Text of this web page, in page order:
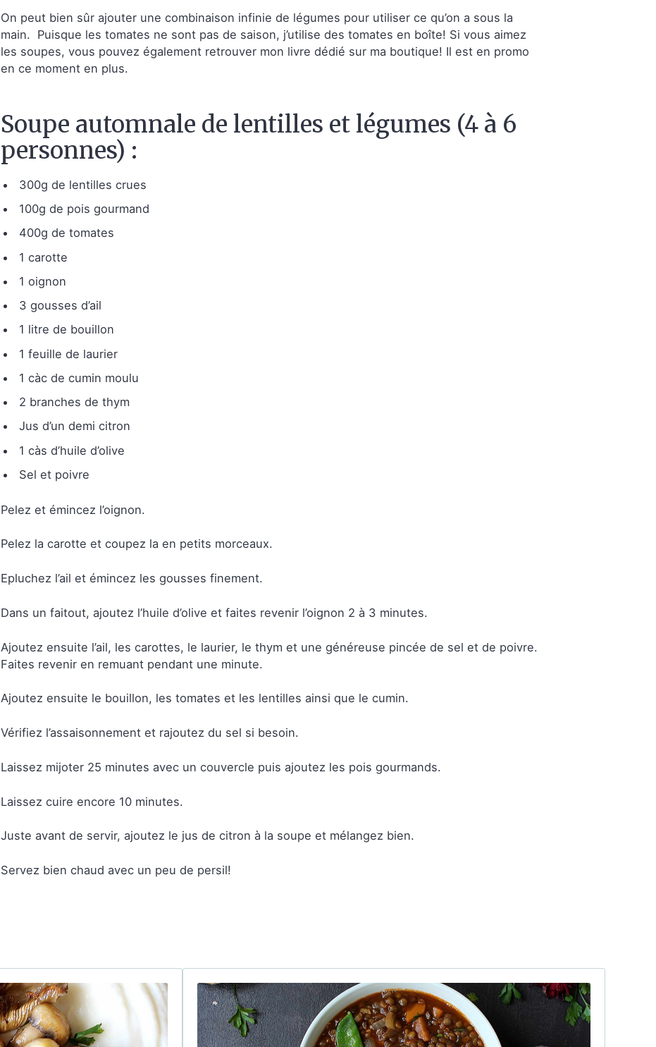
On peut bien sûr ajouter une combinaison infinie de légumes pour utiliser ce qu’on a sous la
main. Puisque les tomates ne sont pas de saison, j’utilise des tomates en boîte! Si vous aimez
les soupes, vous pouvez également retrouver mon livre dédié sur ma boutique! Il est en promo
en ce moment en plus.
Soupe automnale de lentilles et légumes (4 à 6
personnes) :
300g de lentilles crues
100g de pois gourmand
400g de tomates
1 carotte
1 oignon
3 gousses d’ail
1 litre de bouillon
1 feuille de laurier
1 càc de cumin moulu
2 branches de thym
Jus d’un demi citron
1 càs d’huile d’olive
Sel et poivre
Pelez et émincez l’oignon.
Pelez la carotte et coupez la en petits morceaux.
Epluchez l’ail et émincez les gousses finement.
Dans un faitout, ajoutez l’huile d’olive et faites revenir l’oignon 2 à 3 minutes.
Ajoutez ensuite l’ail, les carottes, le laurier, le thym et une généreuse pincée de sel et de poivre.
Faites revenir en remuant pendant une minute.
Ajoutez ensuite le bouillon, les tomates et les lentilles ainsi que le cumin.
Vérifiez l’assaisonnement et rajoutez du sel si besoin.
Laissez mijoter 25 minutes avec un couvercle puis ajoutez les pois gourmands.
Laissez cuire encore 10 minutes.
Juste avant de servir, ajoutez le jus de citron à la soupe et mélangez bien.
Servez bien chaud avec un peu de persil!